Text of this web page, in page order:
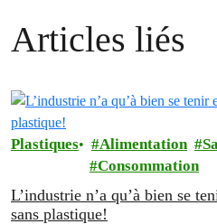
Articles liés
Plastiques Alimentation
Consommation
L’industrie n’a qu’à bien se
sans plastique!